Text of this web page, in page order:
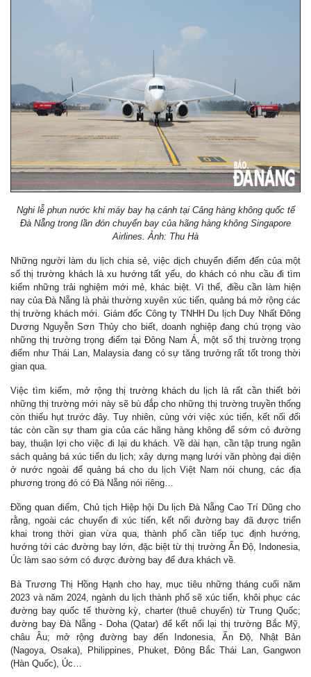
Nghi lễ phun nước khi máy bay hạ cánh tại Cảng hàng không quốc tế
Đà Nẵng trong lần đón chuyến bay của hãng hàng không Singapore
Airlines. Ảnh: Thu Hà
Những người làm du lịch chia sẻ, việc dịch chuyển điểm đến của một
số thị trường khách là xu hướng tất yếu, do khách có nhu cầu đi tìm
kiếm những trải nghiệm mới mẻ, khác biệt. Vì thế, điều cần làm hiện
nay của Đà Nẵng là phải thường xuyên xúc tiến, quảng bá mở rộng các
thị trường khách mới. Giám đốc Công ty TNHH Du lịch Duy Nhất Đông
Dương Nguyễn Sơn Thủy cho biết, doanh nghiệp đang chú trọng vào
những thị trường trọng điểm tại Đông Nam Á, một số thị trường trọng
điểm như Thái Lan, Malaysia đang có sự tăng trưởng rất tốt trong thời
gian qua.
Việc tìm kiếm, mở rộng thị trường khách du lịch là rất cần thiết bởi
những thị trường mới này sẽ bù đắp cho những thị trường truyền thống
còn thiếu hụt trước đây. Tuy nhiên, cùng với việc xúc tiến, kết nối đối
tác còn cần sự tham gia của các hãng hàng không để sớm có đường
bay, thuận lợi cho việc đi lại du khách. Về dài hạn, cần tập trung ngân
sách quảng bá xúc tiến du lịch; xây dựng mạng lưới văn phòng đại diện
ở nước ngoài để quảng bá cho du lịch Việt Nam nói chung, các địa
phương trong đó có Đà Nẵng nói riêng…
Đồng quan điểm, Chủ tịch Hiệp hội Du lịch Đà Nẵng Cao Trí Dũng cho
rằng, ngoài các chuyến đi xúc tiến, kết nối đường bay đã được triển
khai trong thời gian vừa qua, thành phố cần tiếp tục định hướng,
hướng tới các đường bay lớn, đặc biệt từ thị trường Ấn Độ, Indonesia,
Úc làm sao sớm có được đường bay để đưa khách về.
Bà Trương Thị Hồng Hạnh cho hay, mục tiêu những tháng cuối năm
2023 và năm 2024, ngành du lịch thành phố sẽ xúc tiến, khôi phục các
đường bay quốc tế thường kỳ, charter (thuê chuyến) từ Trung Quốc;
đường bay Đà Nẵng - Doha (Qatar) để kết nối lại thị trường Bắc Mỹ,
châu Âu; mở rộng đường bay đến Indonesia, Ấn Độ, Nhật Bản
(Nagoya, Osaka), Philippines, Phuket, Đông Bắc Thái Lan, Gangwon
(Hàn Quốc), Úc…